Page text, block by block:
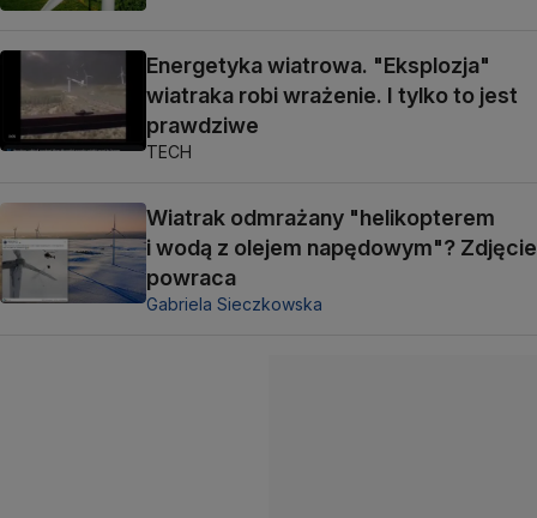
Energetyka wiatrowa. "Eksplozja"
wiatraka robi wrażenie. I tylko to jest
prawdziwe
TECH
Wiatrak odmrażany "helikopterem
i wodą z olejem napędowym"? Zdjęcie
powraca
Gabriela Sieczkowska